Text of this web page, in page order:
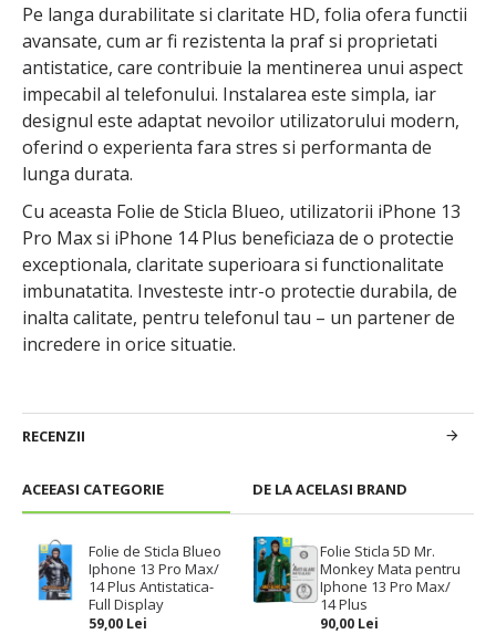
ACEEASI CATEGORIE DE LA ACELASI BRAND
Folie de Sticla Blueo
Iphone 13 Pro Max/
14 Plus Antistatica-
Full Display
59,00 Lei
Folie Sticla 5D Mr.
Monkey Mata pentru
Iphone 13 Pro Max/
14 Plus
90,00 Lei
Pe langa durabilitate si claritate HD, folia ofera functii
avansate, cum ar fi rezistenta la praf si proprietati
antistatice, care contribuie la mentinerea unui aspect
impecabil al telefonului. Instalarea este simpla, iar
designul este adaptat nevoilor utilizatorului modern,
oferind o experienta fara stres si performanta de
lunga durata.
Cu aceasta Folie de Sticla Blueo, utilizatorii iPhone 13
Pro Max si iPhone 14 Plus beneficiaza de o protectie
exceptionala, claritate superioara si functionalitate
imbunatatita. Investeste intr-o protectie durabila, de
inalta calitate, pentru telefonul tau – un partener de
incredere in orice situatie.
RECENZII